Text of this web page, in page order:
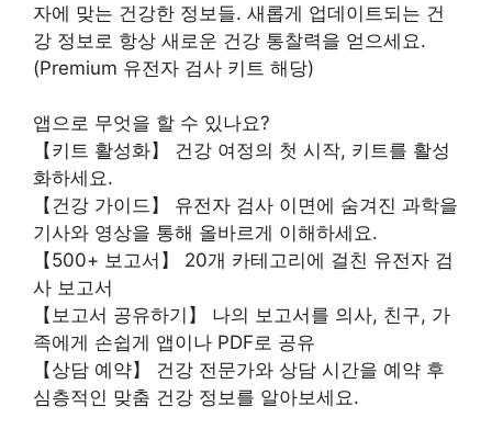
자에 맞는 건강한 정보들. 새롭게 업데이트되는 건
강 정보로 항상 새로운 건강 통찰력을 얻으세요.
(Premium 유전자 검사 키트 해당)
앱으로 무엇을 할 수 있나요?
【키트 활성화】 건강 여정의 첫 시작, 키트를 활성
화하세요.
【건강 가이드】 유전자 검사 이면에 숨겨진 과학을
기사와 영상을 통해 올바르게 이해하세요.
【500+ 보고서】 20개 카테고리에 걸친 유전자 검
사 보고서
【보고서 공유하기】 나의 보고서를 의사, 친구, 가
족에게 손쉽게 앱이나 PDF로 공유
【상담 예약】 건강 전문가와 상담 시간을 예약 후
심층적인 맞춤 건강 정보를 알아보세요.